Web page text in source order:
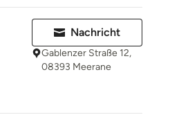
Nachricht
Gablenzer Straße 12,
08393 Meerane